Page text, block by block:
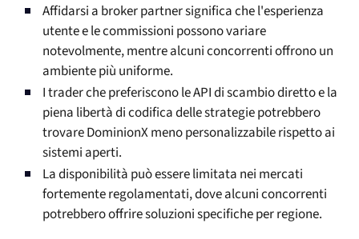
Affidarsi a broker partner significa che l'esperienza
utente e le commissioni possono variare
notevolmente, mentre alcuni concorrenti offrono un
ambiente più uniforme.
I trader che preferiscono le API di scambio diretto e la
piena libertà di codifica delle strategie potrebbero
trovare DominionX meno personalizzabile rispetto ai
sistemi aperti.
La disponibilità può essere limitata nei mercati
fortemente regolamentati, dove alcuni concorrenti
potrebbero offrire soluzioni specifiche per regione.